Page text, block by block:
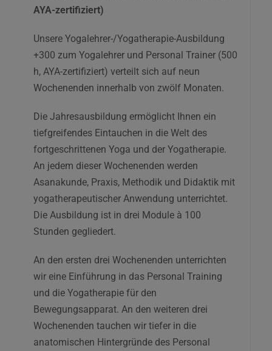
AYA-zertifiziert)
Unsere Yogalehrer-/Yogatherapie-Ausbildung
+300 zum Yogalehrer und Personal Trainer (500
h, AYA-zertifiziert) verteilt sich auf neun
Wochenenden innerhalb von zwölf Monaten.
Die Jahresausbildung ermöglicht Ihnen ein
tiefgreifendes Eintauchen in die Welt des
fortgeschrittenen Yoga und der Yogatherapie.
An jedem dieser Wochenenden werden
Asanakunde, Praxis, Methodik und Didaktik mit
yogatherapeutischer Anwendung unterrichtet.
Die Ausbildung ist in drei Module à 100
Stunden gegliedert.
An den ersten drei Wochenenden unterrichten
wir eine Einführung in das Personal Training
und die Yogatherapie für den
Bewegungsapparat. An den weiteren drei
Wochenenden tauchen wir tiefer in die
anatomischen Hintergründe des Personal